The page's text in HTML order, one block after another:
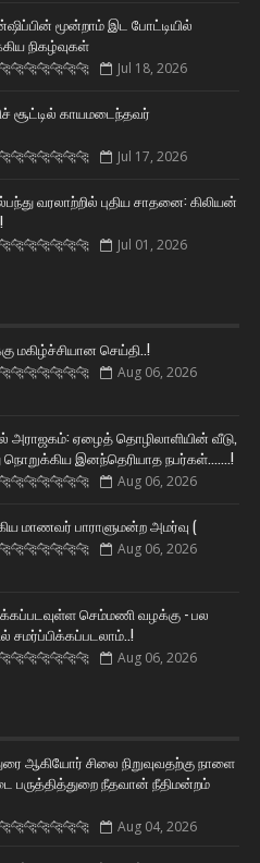
மூன்றாம் இட போட்டியில்
நிகழ்வுகள்
Jul 18, 2026
சூட்டில் காயமடைந்தவர்
Jul 17, 2026
வரலாற்றில் புதிய சாதனை: கிலியன்
Jul 01, 2026
மகிழ்ச்சியான செய்தி..!
Aug 06, 2026
அராஜகம்: ஏழைத் தொழிலாளியின் வீடு,
இனந்தெரியாத நபர்கள்.......!
Aug 06, 2026
மாணவர் பாராளுமன்ற அமர்வு (
Aug 06, 2026
செம்மணி வழக்கு - பல
Aug 06, 2026
ஆகியோர் சிலை நிறுவுவதற்கு நாளை
பருத்தித்துறை நீதவான் நீதிமன்றம்
Aug 04, 2026